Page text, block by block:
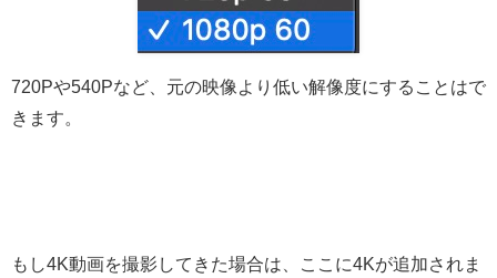
720Pや540Pなど、元の映像より低い解像度にすることはで
きます。
もし4K動画を撮影してきた場合は、ここに4Kが追加されま